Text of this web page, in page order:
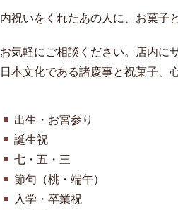
内祝いをくれたあの人に、お菓子
お気軽にご相談ください。店内に
日本文化である諸慶事と祝菓子、
出生・お宮参り
誕生祝
七・五・三
節句（桃・端午）
入学・卒業祝